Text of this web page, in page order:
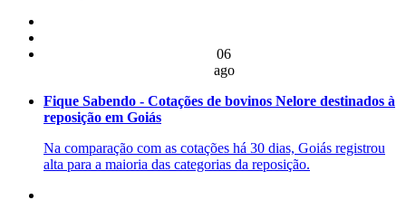
06
ago
Fique Sabendo - Cotações de bovinos Nelore destinados à
reposição em Goiás
Na comparação com as cotações há 30 dias, Goiás registrou
alta para a maioria das categorias da reposição.